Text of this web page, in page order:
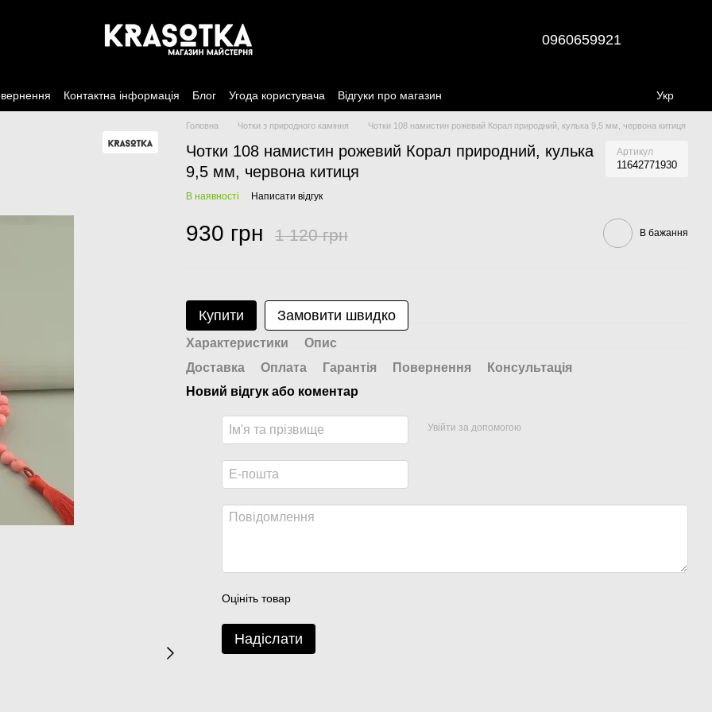
0960659921
Контактна інформація Блог Угода користувача Відгуки про магазин Укр
Головна Чотки з природного каміння Чотки 108 намистин рожевий Корал природний, кулька 9,5 мм, червона китиця
Чотки 108 намистин рожевий Корал природний, кулька
9,5 мм, червона китиця
Артикул
11642771930
В наявності Написати відгук
930 грн 1 120 грн В бажання
Купити Замовити швидко
Характеристики
Опис
Доставка
Оплата Гарантія Повернення
Консультація
Новий відгук або коментар
Увійти за допомогою
Оцініть товар
Надіслати